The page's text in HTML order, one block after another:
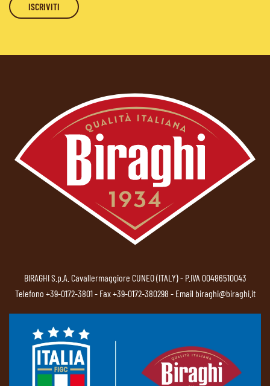
BIRAGHI S.p.A. Cavallermaggiore CUNEO (ITALY) - P.IVA 00486510043
Telefono +39-0172-3801- Fax +39-0172-380298 - Email biraghi@biraghi.it